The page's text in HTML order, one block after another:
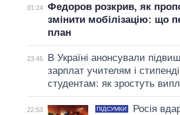
01:24
Федоров розкрив, як
змінити мобілізацію: що
план
23:45
В Україні анонсували
зарплат учителям і
студентам: як зростуть
22:53 ПІДСУМКИ
Росія